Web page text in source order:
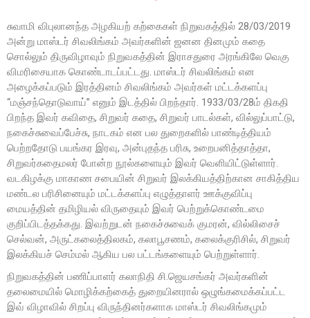
சுவாமி விபுலானந்த அழகியற் கற்கைகள் நிறுவகத்தில் 28/03/2019
அன்று மாஸ்டர் சிவலிங்கம் அவர்களின் ஜனன தினமும் கதை
சொல்லும் திருவிழாவும் நிறுவகத்தின் இராசதுரை அரங்கிலே வெகு
விமரிசையாக கொண்டாடப்பட்டது. மாஸ்டர் சிவலிங்கம் என
அழைக்கப்படும் இரத்தினம் சிவலிங்கம் அவர்கள் மட்டக்களப்பு
“மஞ்சந்தொடுவாய்” எனும் இடத்தில் பிறந்தார். 1933/03/28ம் திகதி
பிறந்த இவர் கவிதை, சிறுவர் கதை, சிறுவர் பாடல்கள், வில்லுப்பாட்டு,
நகைச்சுவைப்பேச்சு, நாடகம் என பல துறைகளில் பாண்டித்தியம்
பெற்றதோடு பயங்கர இரவு, அன்புதந்த பரிசு, உறைபனித்தாத்தா,
சிறுவர்கதைமலர் போன்ற நூல்களையும் இவர் வெளியிட்டுள்ளார்.
வடகிழக்கு மாகாண சபையின் சிறுவர் இலக்கியத்திற்கான சாகித்திய
மண்டல பரிசினையும் மட்டக்களப்பு எழுத்தாளர் ஊக்குவிப்பு
மையத்தின் தமிழியல் விருதையும் இவர் பெற்றுக்கொண்டமை
குறிப்பிடத்தக்கது. இவற்றுடன் நகைச்சுவைக் குமரன், வில்லிசைச்
செல்வன், அருட்கலைத்திலகம், கலாபூசணம், கலைக்குரிசில், சிறுவர்
இலக்கியச் செம்மல் ஆகிய பல பட்டங்களையும் பெற்றுள்ளார்.
நிறுவகத்தின் பணிப்பாளர் கலாநிதி சி.ஜெயசங்கர் அவர்களின்
தலைமையில் மொழிக்கற்கைத் துறையினரால் ஒழுங்கமைக்கப்பட்ட
இவ் விழாவில் சிறப்பு விருந்தினர்களாக மாஸ்டர் சிவலிங்கமும்